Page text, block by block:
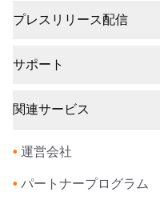
プレスリリース配信
サポート
関連サービス
• 運営会社
• パートナープログラム